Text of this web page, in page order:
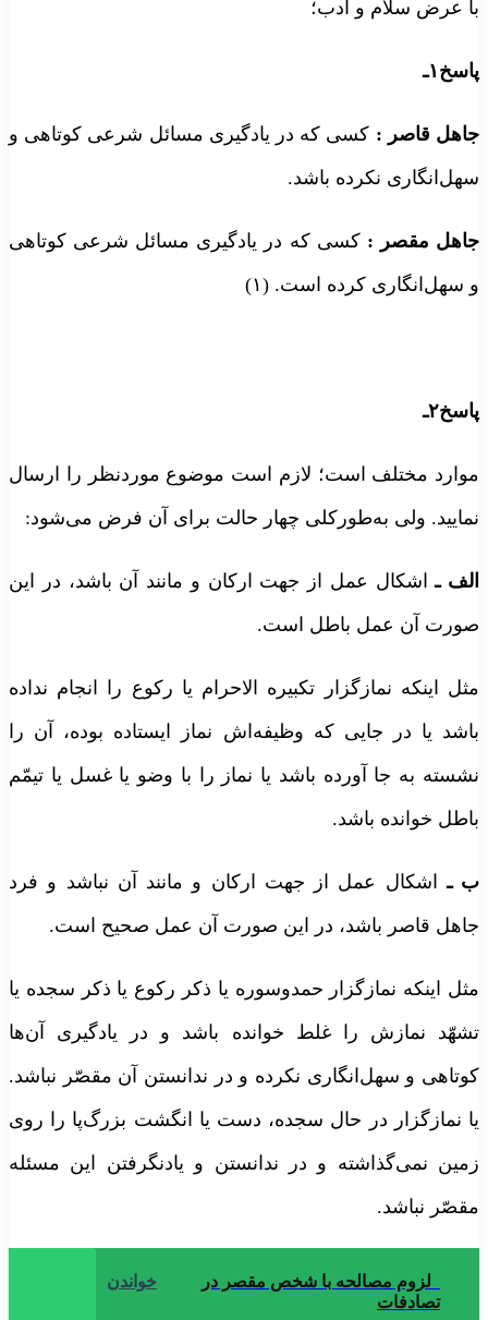
عرض سلام و ادب؛
قاصر: کسی که در یادگیری مسائل شرعی کوتاهی و
نکرده باشد.
مقصر:کسی که در یادگیری مسائل شرعی کوتاهی
سهل‌انگاری کرده است. (۱)
مختلف است؛ لازم است موضوع موردنظر را ارسال
ولی به‌طورکلی چهار حالت برای آن فرض می‌شود:
ـ اشکال عمل از جهت ارکان و مانند آن باشد، در این
آن عمل باطل است.
اینکه نمازگزار تکبیره الاحرام یا رکوع را انجام نداده
یا در جایی که وظیفه‌اش نماز ایستاده بوده، آن را
به جا آورده باشد یا نماز را با وضو یا غسل یا تیمّم
خوانده باشد.
ـ اشکال عمل از جهت ارکان و مانند آن نباشد و فرد
قاصر باشد، در این صورت آن عمل صحیح است.
اینکه نمازگزار حمدوسوره یا ذکر رکوع یا ذکر سجده یا
نمازش را غلط خوانده باشد و در یادگیری آن‌ها
و سهل‌انگاری نکرده و در ندانستن آن مقصّر نباشد.
نمازگزار در حال سجده، دست یا انگشت بزرگ‌پا را روی
نمی‌گذاشته و در ندانستن و یادنگرفتن این مسئله
نباشد.
خواندن
لزوم مصالحه با شخص مقصر در
تصادفات